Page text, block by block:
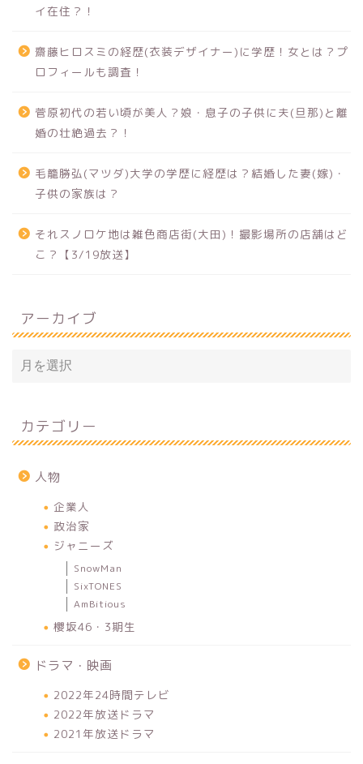
イ在住？！
齋藤ヒロスミの経歴(衣装デザイナー)に学歴！女とは？プ
ロフィールも調査！
菅原初代の若い頃が美人？娘・息子の子供に夫(旦那)と離
婚の壮絶過去？！
毛籠勝弘(マツダ)大学の学歴に経歴は？結婚した妻(嫁)・
子供の家族は？
それスノロケ地は雑色商店街(大田)！撮影場所の店舗はど
こ？【3/19放送】
アーカイブ
カテゴリー
人物
企業人
政治家
ジャニーズ
SnowMan
SixTONES
AmBitious
櫻坂46・3期生
ドラマ・映画
2022年24時間テレビ
2022年放送ドラマ
2021年放送ドラマ